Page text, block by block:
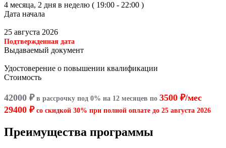
4 месяца, 2 дня в неделю ( 19:00 - 22:00 )
Дата начала
25 августа 2026
Подтвержденная дата
Выдаваемый документ
Удостоверение о повышении квалификации
Стоимость
42000 ₽ в рассрочку под 0% на 12 месяцев по 3500 ₽/мес
29400 ₽ со скидкой 30% при полной оплате до 25 августа 2026
Преимущества программы